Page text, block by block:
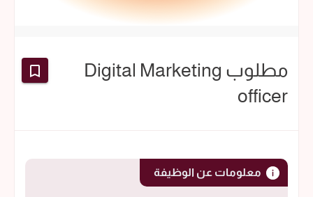
مطلوب Digital Marketing
officer
معلومات عن الوظيفة